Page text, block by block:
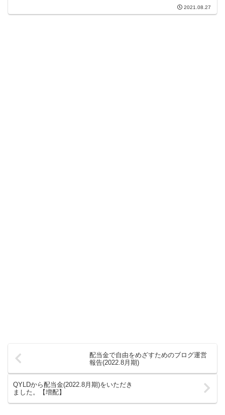
2021.08.27
配当金で自由をめざすためのブログ運営
報告(2022.8月期)
QYLDから配当金(2022.8月期)をいただき
ました。【増配】